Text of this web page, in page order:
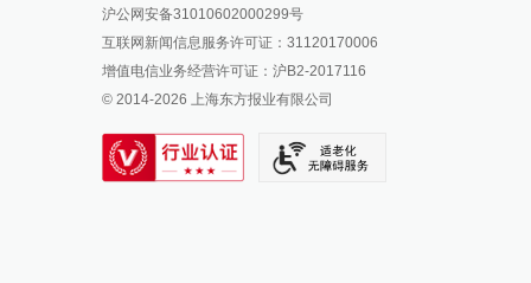
澎湃新闻抖音号
派生万物开放平台
IP SHANGHAI
SIXTH TONE
沪公网安备31010602000299号
互联网新闻信息服务许可证：31120170006
增值电信业务经营许可证：沪B2-2017116
© 2014-2026 上海东方报业有限公司